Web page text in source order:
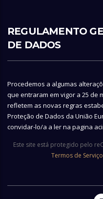
REGULAMENTO
DE DADOS
Procedemos a algumas
que entraram em vigor a 25 de
refletem as novas regras
Proteção de Dados da União
convidar-lo/a a ler na pagina
Este site está protegido pelo
Termos de Serviço